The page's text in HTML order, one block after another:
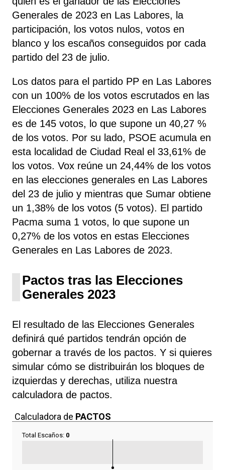
Generales de 2023 en Las Labores, la
participación, los votos nulos, votos en
blanco y los escaños conseguidos por cada
partido del 23 de julio.
Los datos para el partido PP en Las Labores
con un 100% de los votos escrutados en las
Elecciones Generales 2023 en Las Labores
es de 145 votos, lo que supone un 40,27 %
de los votos. Por su lado, PSOE acumula en
esta localidad de Ciudad Real el 33,61% de
los votos. Vox reúne un 24,44% de los votos
en las elecciones generales en Las Labores
del 23 de julio y mientras que Sumar obtiene
un 1,38% de los votos (5 votos). El partido
Pacma suma 1 votos, lo que supone un
0,27% de los votos en estas Elecciones
Generales en Las Labores de 2023.
Pactos tras las Elecciones
Generales 2023
El resultado de las Elecciones Generales
definirá qué partidos tendrán opción de
gobernar a través de los pactos. Y si quieres
simular cómo se distribuirán los bloques de
izquierdas y derechas, utiliza nuestra
calculadora de pactos.
Calculadora de PACTOS
Total Escaños: 0